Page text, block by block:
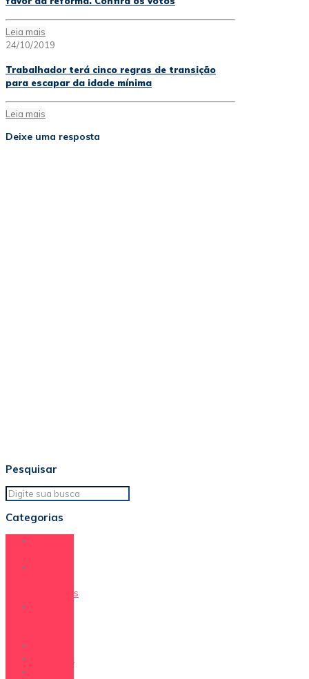
Leia mais
24/10/2019
Trabalhador terá cinco regras de transição
para escapar da idade mínima
Leia mais
Deixe uma resposta
Pesquisar
Categorias
Atividades